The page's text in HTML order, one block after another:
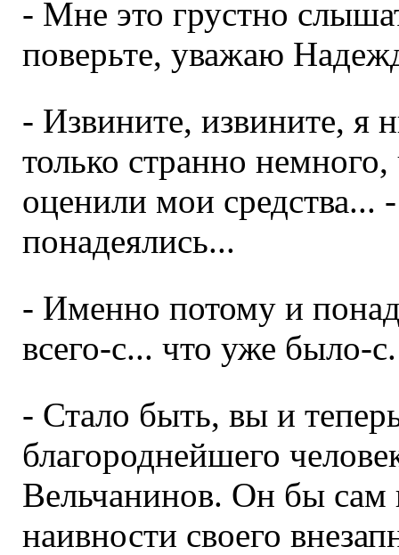
- Мне это грустно
поверьте, уважаю
- Извините, извините, я
только странно
оценили мои средства...
понадеялись...
- Именно потому и
всего-с... что уже было-с.
- Стало быть, вы и
благороднейшего
Вельчанинов. Он бы сам
наивности своего